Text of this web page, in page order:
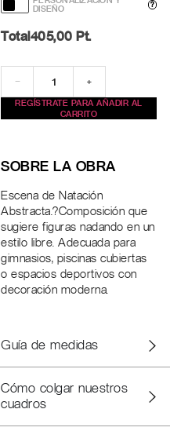
DISEÑO
?
Total405,00 Pt.
− +
REGÍSTRATE PARA AÑADIR AL
CARRITO
SOBRE LA OBRA
Escena de Natación
Abstracta.?Composición que
sugiere figuras nadando en un
estilo libre. Adecuada para
gimnasios, piscinas cubiertas
o espacios deportivos con
decoración moderna.
Guía de medidas
Cómo colgar nuestros
cuadros